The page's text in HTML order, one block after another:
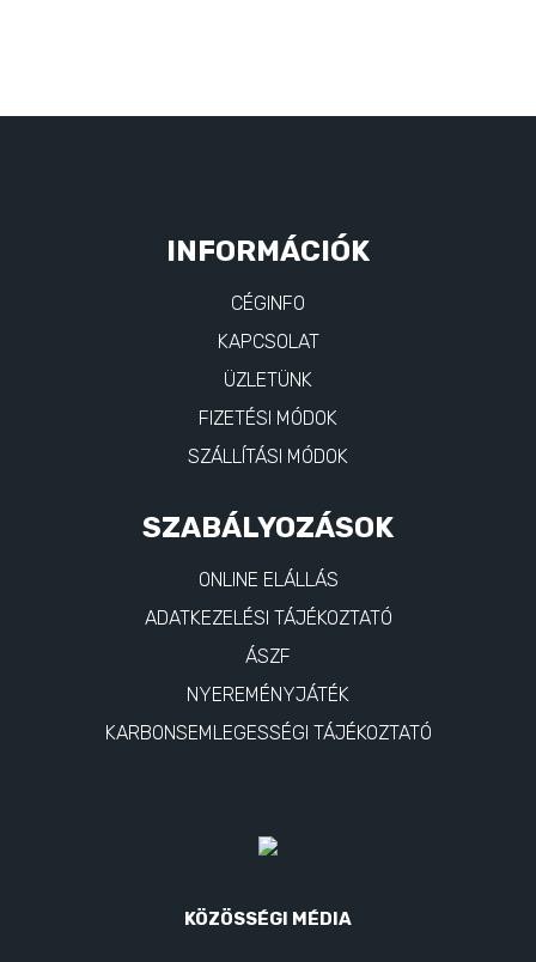
INFORMÁCIÓK
CÉGINFO
KAPCSOLAT
ÜZLETÜNK
FIZETÉSI MÓDOK
SZÁLLÍTÁSI MÓDOK
SZABÁLYOZÁSOK
ONLINE ELÁLLÁS
ADATKEZELÉSI TÁJÉKOZTATÓ
ÁSZF
NYEREMÉNYJÁTÉK
KARBONSEMLEGESSÉGI TÁJÉKOZTATÓ
KÖZÖSSÉGI MÉDIA